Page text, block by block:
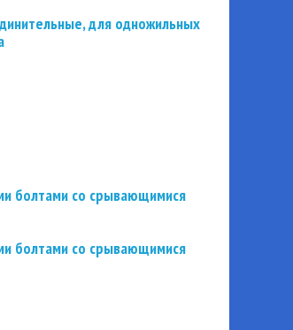
для одножильных
болтами со срывающимися
болтами со срывающимися